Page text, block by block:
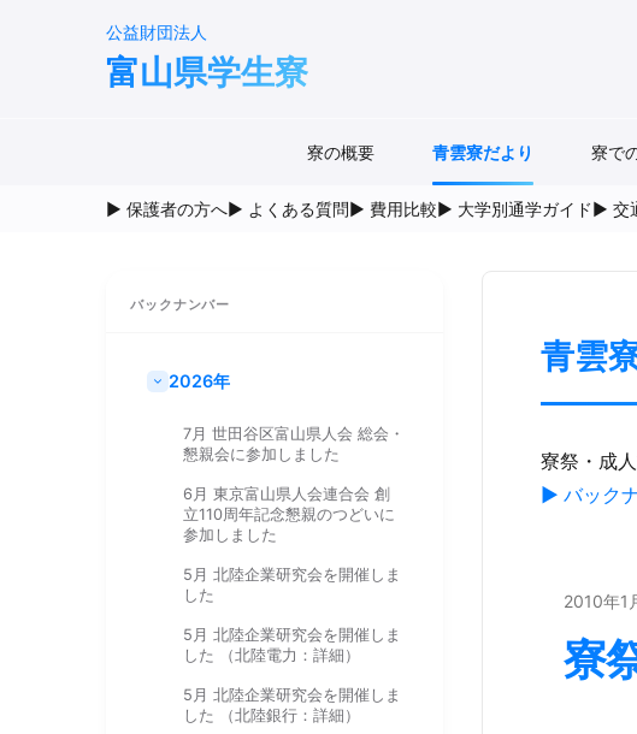
公益財団法人
富山県学生寮
寮の概要 青雲寮だより 寮で
▶ 保護者の方へ▶ よくある質問▶ 費用比較▶ 大学別通学ガイド▶ 交
バックナンバー
2026年
7月 世田谷区富山県人会 総会・
懇親会に参加しました
6月 東京富山県人会連合会 創
立110周年記念懇親のつどいに
参加しました
5月 北陸企業研究会を開催しま
した
5月 北陸企業研究会を開催しま
した （北陸電力：詳細）
5月 北陸企業研究会を開催しま
した （北陸銀行：詳細）
青雲
寮祭・成
▶ バック
2010年1
寮